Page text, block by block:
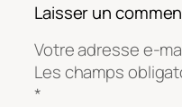
Laisser un
Votre adresse e-
Les champs
*